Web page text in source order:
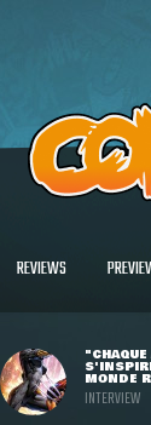
REVIEWS
"CHAQUE
MONDE
INTERVIEW